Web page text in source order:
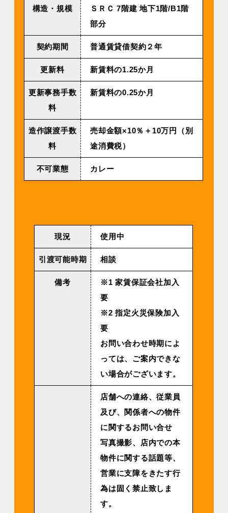
構造・規模
ＳＲＣ 7階建 地下1階/B1階
部分
契約期間 普通賃貸借契約２年
更新料 新賃料の1.25か月
更新事務⼿数
料
新賃料の0.25か月
造作譲渡⼿数
料
売却⾦額×10％＋10万円（別
途消費税）
不可業態 カレー
現況 使用中
引渡可能時期 相談
備考
※1 家賃保証会社加入
要
※2 指定火災保険加入
要
お問い合わせ時期によ
っては、ご案内できな
い場合がございます。
店舗への連絡、従業員
及び、関係者への物件
に関するお問い合せ
写真撮影、店内での本
物件に関する話題等、
営業に支障をきたす行
為は固く禁止致しま
す。